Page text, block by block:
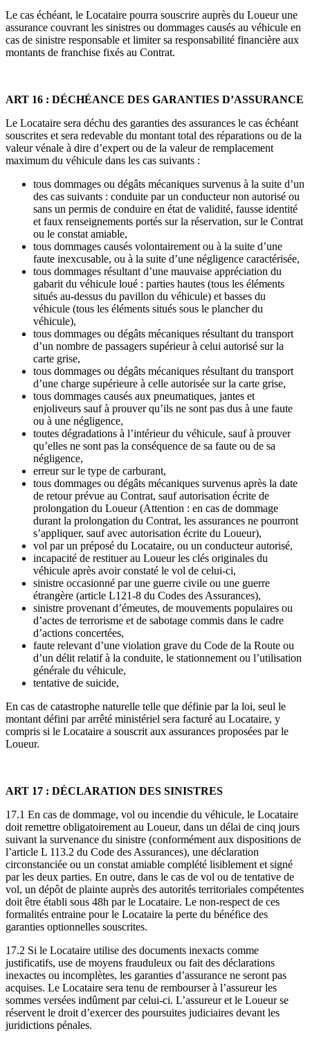
Le cas échéant, le Locataire pourra souscrire auprès du Loueur une
assurance couvrant les sinistres ou dommages causés au véhicule en
cas de sinistre responsable et limiter sa responsabilité financière aux
montants de franchise fixés au Contrat.
ART 16 : DÉCHÉANCE DES GARANTIES D’ASSURANCE
Le Locataire sera déchu des garanties des assurances le cas échéant
souscrites et sera redevable du montant total des réparations ou de la
valeur vénale à dire d’expert ou de la valeur de remplacement
maximum du véhicule dans les cas suivants :
tous dommages ou dégâts mécaniques survenus à la suite d’un
des cas suivants : conduite par un conducteur non autorisé ou
sans un permis de conduire en état de validité, fausse identité
et faux renseignements portés sur la réservation, sur le Contrat
ou le constat amiable,
tous dommages causés volontairement ou à la suite d’une
faute inexcusable, ou à la suite d’une négligence caractérisée,
tous dommages résultant d’une mauvaise appréciation du
gabarit du véhicule loué : parties hautes (tous les éléments
situés au-dessus du pavillon du véhicule) et basses du
véhicule (tous les éléments situés sous le plancher du
véhicule),
tous dommages ou dégâts mécaniques résultant du transport
d’un nombre de passagers supérieur à celui autorisé sur la
carte grise,
tous dommages ou dégâts mécaniques résultant du transport
d’une charge supérieure à celle autorisée sur la carte grise,
tous dommages causés aux pneumatiques, jantes et
enjoliveurs sauf à prouver qu’ils ne sont pas dus à une faute
ou à une négligence,
toutes dégradations à l’intérieur du véhicule, sauf à prouver
qu’elles ne sont pas la conséquence de sa faute ou de sa
négligence,
erreur sur le type de carburant,
tous dommages ou dégâts mécaniques survenus après la date
de retour prévue au Contrat, sauf autorisation écrite de
prolongation du Loueur (Attention : en cas de dommage
durant la prolongation du Contrat, les assurances ne pourront
s’appliquer, sauf avec autorisation écrite du Loueur),
vol par un préposé du Locataire, ou un conducteur autorisé,
incapacité de restituer au Loueur les clés originales du
véhicule après avoir constaté le vol de celui-ci,
sinistre occasionné par une guerre civile ou une guerre
étrangère (article L121-8 du Codes des Assurances),
sinistre provenant d’émeutes, de mouvements populaires ou
d’actes de terrorisme et de sabotage commis dans le cadre
d’actions concertées,
faute relevant d’une violation grave du Code de la Route ou
d’un délit relatif à la conduite, le stationnement ou l’utilisation
générale du véhicule,
tentative de suicide,
En cas de catastrophe naturelle telle que définie par la loi, seul le
montant défini par arrêté ministériel sera facturé au Locataire, y
compris si le Locataire a souscrit aux assurances proposées par le
Loueur.
ART 17 : DÉCLARATION DES SINISTRES
17.1 En cas de dommage, vol ou incendie du véhicule, le Locataire
doit remettre obligatoirement au Loueur, dans un délai de cinq jours
suivant la survenance du sinistre (conformément aux dispositions de
l’article L 113.2 du Code des Assurances), une déclaration
circonstanciée ou un constat amiable complété lisiblement et signé
par les deux parties. En outre, dans le cas de vol ou de tentative de
vol, un dépôt de plainte auprès des autorités territoriales compétentes
doit être établi sous 48h par le Locataire. Le non-respect de ces
formalités entraine pour le Locataire la perte du bénéfice des
garanties optionnelles souscrites.
17.2 Si le Locataire utilise des documents inexacts comme
justificatifs, use de moyens frauduleux ou fait des déclarations
inexactes ou incomplètes, les garanties d’assurance ne seront pas
acquises. Le Locataire sera tenu de rembourser à l’assureur les
sommes versées indûment par celui-ci. L’assureur et le Loueur se
réservent le droit d’exercer des poursuites judiciaires devant les
juridictions pénales.